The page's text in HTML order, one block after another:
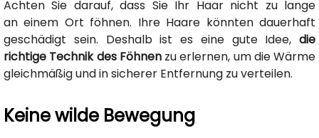
Achten Sie darauf, dass Sie Ihr Haar nicht zu lange
an einem Ort föhnen. Ihre Haare könnten dauerhaft
geschädigt sein. Deshalb ist es eine gute Idee, die
richtige Technik des Föhnenzu erlernen, um die Wärme
gleichmäßig und in sicherer Entfernung zu verteilen.
Keine wilde Bewegung